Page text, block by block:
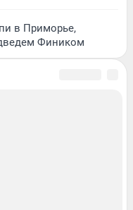
в Приморье,
Фиником